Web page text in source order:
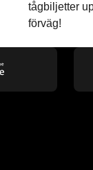
tågbiljetter
förväg!